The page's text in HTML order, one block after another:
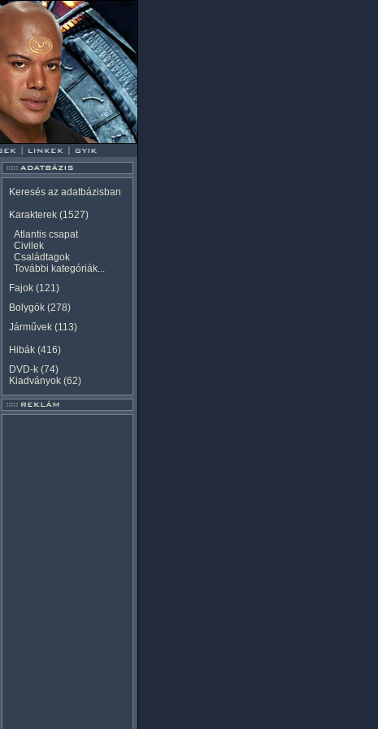
Keresés az adatbázisban
Karakterek (1527)
Atlantis csapat
Civilek
Családtagok
További kategóriák...
Fajok (121)
Bolygók (278)
Járművek (113)
Hibák (416)
DVD-k (74)
Kiadványok (62)